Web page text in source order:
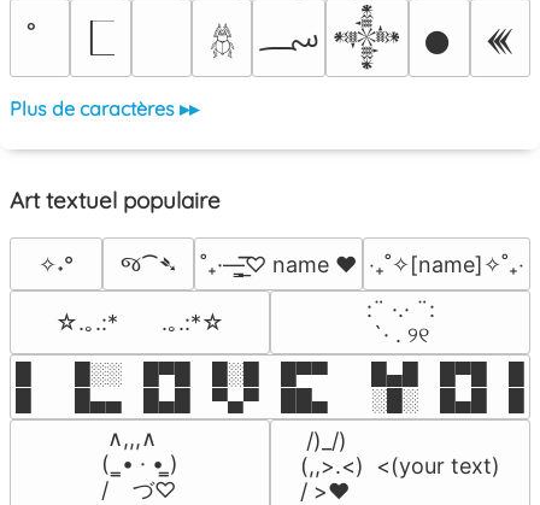
𓆣 ؄ 𒀱 𒊹 𒌍
Plus de caractères ▸▸
Art textuel populaire
✧˖° જ⁀➴ ˚₊·—̳͟͞͞♡ name ♥️ ‎‧₊˚✧[name]✧˚₊‧
☆.｡.:*　　.｡.:*☆
⠀:¨ ·.· ¨:⠀
⠀ `· . ୨୧⠀
█  █░░ █▀█ █░█ █▀▀  █▄█ █▀█
█  █▄▄ █▄█ ▀▄▀ ██▄  ░█░ █▄█
∧,,,∧
(  ̳• · • ̳)
/    づ♡
/)_/)
(,,>.<)  <(your text)
/ >❤️